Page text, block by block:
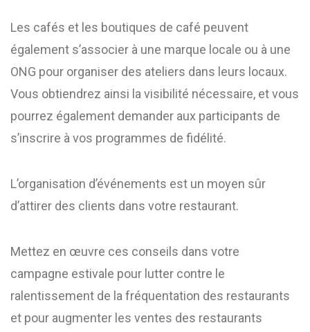
Les cafés et les boutiques de café peuvent
également s’associer à une marque locale ou à une
ONG pour organiser des ateliers dans leurs locaux.
Vous obtiendrez ainsi la visibilité nécessaire, et vous
pourrez également demander aux participants de
s’inscrire à vos programmes de fidélité.
L’organisation d’événements est un moyen sûr
d’attirer des clients dans votre restaurant.
Mettez en œuvre ces conseils dans votre
campagne estivale pour lutter contre le
ralentissement de la fréquentation des restaurants
et pour augmenter les ventes des restaurants